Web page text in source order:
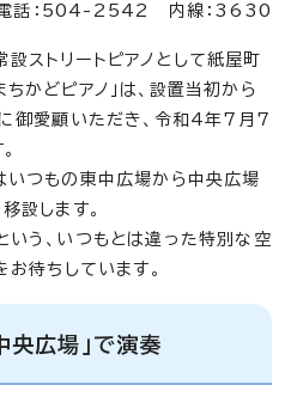
話：504-2542 内線：3630
ストリートピアノとして紙屋町
かどピアノ」は、設置当初から
に御愛顧いただき、令和4年7月7
つもの東中広場から中央広場
設します。
いう、いつもとは違った特別な空
お待ちしています。
央広場」で演奏